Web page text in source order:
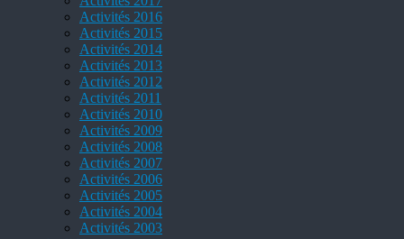
Activités 2016
Activités 2015
Activités 2014
Activités 2013
Activités 2012
Activités 2011
Activités 2010
Activités 2009
Activités 2008
Activités 2007
Activités 2006
Activités 2005
Activités 2004
Activités 2003